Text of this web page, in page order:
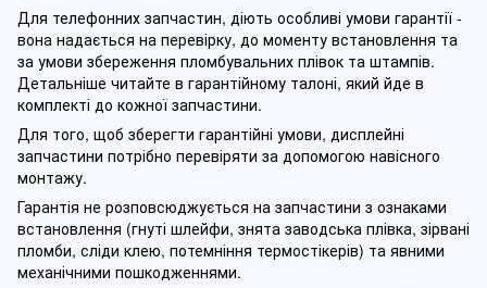
Для телефонних запчастин, діють особливі умови гарантії -
вона надається на перевірку, до моменту встановлення та
за умови збереження пломбувальних плівок та штампів.
Детальніше читайте в гарантійному талоні, який йде в
комплекті до кожної запчастини.
Для того, щоб зберегти гарантійні умови, дисплейні
запчастини потрібно перевіряти за допомогою навісного
монтажу.
Гарантія не розповсюджується на запчастини з ознаками
встановлення (гнуті шлейфи, знята заводська плівка, зірвані
пломби, сліди клею, потемніння термостікерів) та явними
механічними пошкодженнями.